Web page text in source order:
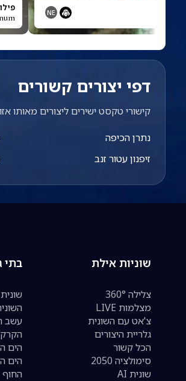
NE
דפי יצורים קשורים
קישורי טקסט ישירים ליצורים מאותו
נתרן הכיפה
זיפנון עטור זנב
שוניות אילת
צלילה 360°
מצלמות LIVE
צ'אט עם השונית
גלריית היצורים
הכל קשור
סימולציה 2050
שונית AI
בתי
עשב
הים
הים
החוף